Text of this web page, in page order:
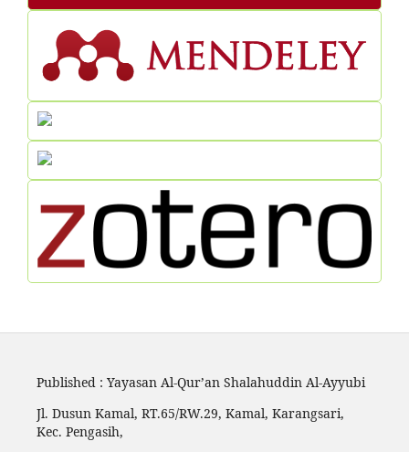
Published : Yayasan Al-Qur’an Shalahuddin Al-Ayyubi
Jl. Dusun Kamal, RT.65/RW.29, Kamal, Karangsari,
Kec. Pengasih,